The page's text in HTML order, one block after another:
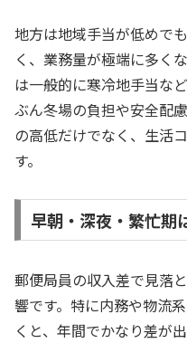
地方は地域手当が低めで
く、業務量が極端に多く
は一般的に寒冷地手当な
ぶん冬場の負担や安全配
の高低だけでなく、生活
す。
早朝・深夜・繁忙期
郵便局員の収入差で見落
響です。特に内務や物流
くと、年間でかなり差が